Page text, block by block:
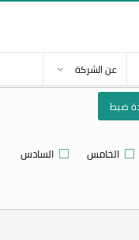
عن الشركة
ضبط
الخامس
السادس